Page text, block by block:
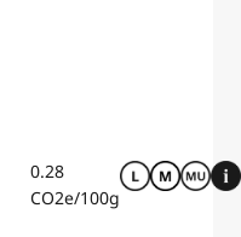
0.28
CO2e/100g